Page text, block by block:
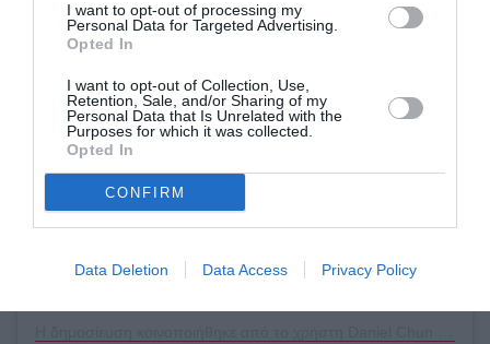
I want to opt-out of processing my
Personal Data for Targeted Advertising.
Opted In
I want to opt-out of Collection, Use,
Retention, Sale, and/or Sharing of my
Personal Data that Is Unrelated with the
Purposes for which it was collected.
Opted In
CONFIRM
Data Deletion Data Access Privacy Policy
Δείτε αυτή τη δημοσίευση στο Instagram.